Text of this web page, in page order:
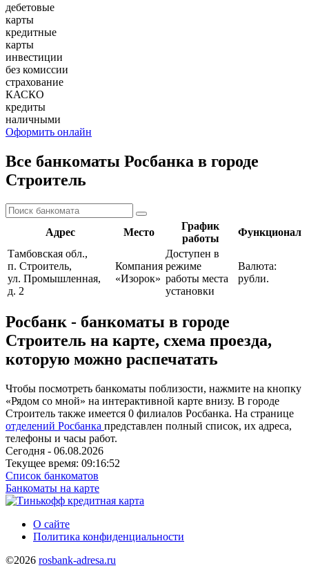
дебетовые
карты
кредитные
карты
инвестиции
без комиссии
страхование
КАСКО
кредиты
наличными
Оформить онлайн
Все банкоматы Росбанка в городе
Строитель
Адрес Место
График
работы
Функционал
Тамбовская обл.,
п. Строитель,
ул. Промышленная,
д. 2
Компания
«Изорок»
Доступен в
режиме
работы места
установки
Валюта:
рубли.
Росбанк - банкоматы в городе
Строитель на карте, схема проезда,
которую можно распечатать
Чтобы посмотреть банкоматы поблизости, нажмите на кнопку
«Рядом со мной» на интерактивной карте внизу. В городе
Строитель также имеется 0 филиалов Росбанка. На странице
отделений Росбанка представлен полный список, их адреса,
телефоны и часы работ.
Сегодня - 06.08.2026
Текущее время: 09:16:52
Список банкоматов
Банкоматы на карте
О сайте
Политика конфиденциальности
©2026 rosbank-adresa.ru